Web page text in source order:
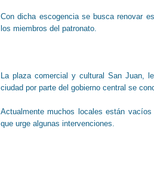
Con dicha escogencia se busca renovar
los miembros del patronato.
La plaza comercial y cultural San Juan,
ciudad por parte del gobierno central se
Actualmente muchos locales están
que urge algunas intervenciones.